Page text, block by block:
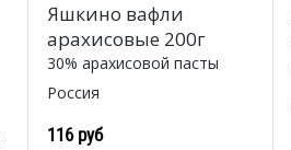
Яшкино вафли
арахисовые 200г
30% арахисовой пасты
Россия
116 руб